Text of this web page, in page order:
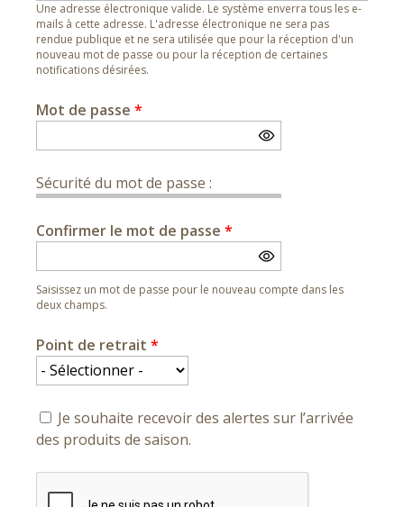
Une adresse électronique valide. Le système enverra tous les e-
mails à cette adresse. L'adresse électronique ne sera pas
rendue publique et ne sera utilisée que pour la réception d'un
nouveau mot de passe ou pour la réception de certaines
notifications désirées.
Mot de passe *
Sécurité du mot de passe :
Confirmer le mot de passe *
Saisissez un mot de passe pour le nouveau compte dans les
deux champs.
Point de retrait *
Je souhaite recevoir des alertes sur l’arrivée
des produits de saison.